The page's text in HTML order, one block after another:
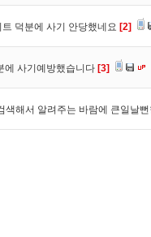
덕분에 사기 안당했네요 [2]
에 사기예방했습니다 [3]
색해서 알려주는 바람에 큰일날